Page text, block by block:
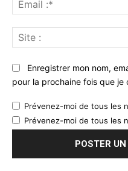
Enregistrer mon nom,
pour la prochaine fois que je
Prévenez-moi de tous les
Prévenez-moi de tous les